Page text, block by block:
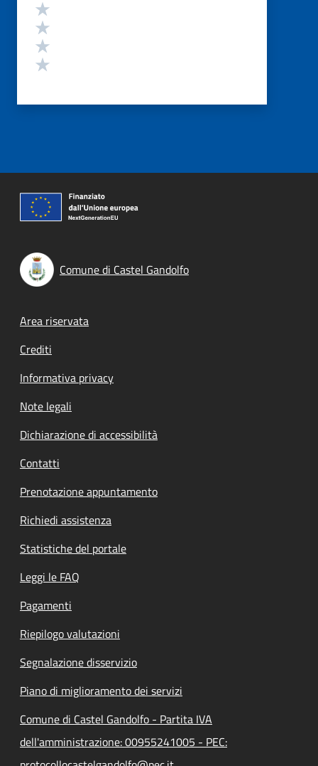
Comune di Castel Gandolfo
Footer menu
Area riservata
Crediti
Informativa privacy
Note legali
Dichiarazione di accessibilità
Contatti
Prenotazione appuntamento
Richiedi assistenza
Statistiche del portale
Leggi le FAQ
Pagamenti
Riepilogo valutazioni
Segnalazione disservizio
Piano di miglioramento dei servizi
Comune di Castel Gandolfo - Partita IVA
dell'amministrazione: 00955241005 - PEC: